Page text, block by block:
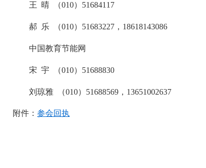
王 晴 （010）51684117
郝 乐 （010）51683227，18618143086
中国教育节能网
宋 宇 （010）51688830
刘琼雅 （010）51688569，13651002637
附件： 参会回执